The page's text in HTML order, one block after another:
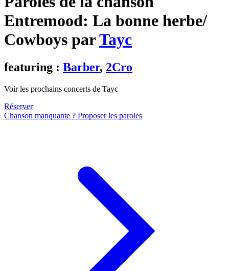
Entremood: La bonne herbe/
Cowboys parTayc
featuring : Barber, 2Cro
Voir les prochains concerts de Tayc
Réserver
Chanson manquante ? Proposer les paroles